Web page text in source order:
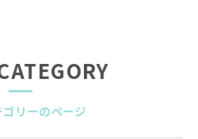
リーのページ